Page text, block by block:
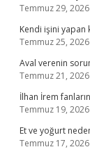
Temmuz 29, 2026
Kendi işini yapan
Temmuz 25, 2026
Aval verenin
Temmuz 21, 2026
İlhan İrem
Temmuz 19, 2026
Et ve yoğurt
Temmuz 17, 2026